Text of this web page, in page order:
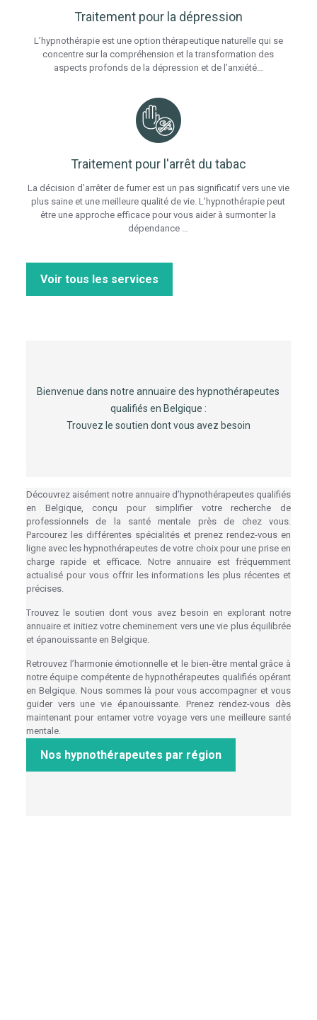
Traitement pour la dépression
L’hypnothérapie est une option thérapeutique naturelle qui se
concentre sur la compréhension et la transformation des
aspects profonds de la dépression et de l’anxiété…
Traitement pour l'arrêt du tabac
La décision d’arrêter de fumer est un pas significatif vers une vie
plus saine et une meilleure qualité de vie. L’hypnothérapie peut
être une approche efficace pour vous aider à surmonter la
dépendance …
Voir tous les services
Bienvenue dans notre annuaire des hypnothérapeutes
qualifiés en Belgique :
Trouvez le soutien dont vous avez besoin
Découvrez aisément notre annuaire d’hypnothérapeutes qualifiés
en Belgique, conçu pour simplifier votre recherche de
professionnels de la santé mentale près de chez vous.
Parcourez les différentes spécialités et prenez rendez-vous en
ligne avec les hypnothérapeutes de votre choix pour une prise en
charge rapide et efficace. Notre annuaire est fréquemment
actualisé pour vous offrir les informations les plus récentes et
précises.
Trouvez le soutien dont vous avez besoin en explorant notre
annuaire et initiez votre cheminement vers une vie plus équilibrée
et épanouissante en Belgique.
Retrouvez l’harmonie émotionnelle et le bien-être mental grâce à
notre équipe compétente de hypnothérapeutes qualifiés opérant
en Belgique. Nous sommes là pour vous accompagner et vous
guider vers une vie épanouissante. Prenez rendez-vous dès
maintenant pour entamer votre voyage vers une meilleure santé
mentale.
Nos hypnothérapeutes par région